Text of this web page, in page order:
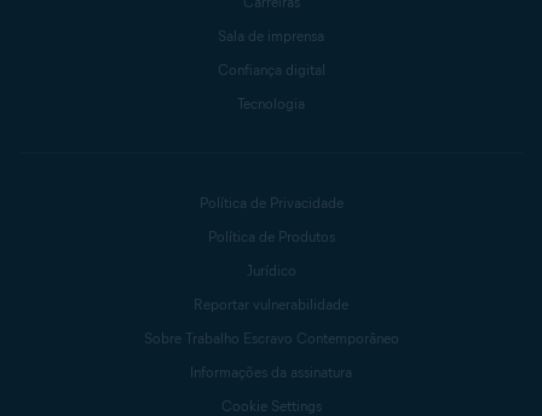
Sala de imprensa
Confiança digital
Tecnologia
Política de Privacidade
Política de Produtos
Jurídico
Reportar vulnerabilidade
Sobre Trabalho Escravo Contemporâneo
Informações da assinatura
Cookie Settings